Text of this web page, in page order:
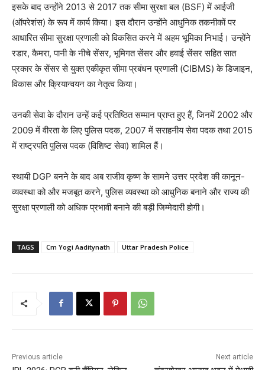
इसके बाद उन्होंने 2013 से 2017 तक सीमा सुरक्षा बल (BSF) में आईजी
(ऑपरेशंस) के रूप में कार्य किया। इस दौरान उन्होंने आधुनिक तकनीकों पर
आधारित सीमा सुरक्षा प्रणाली को विकसित करने में अहम भूमिका निभाई। उन्होंने
रडार, कैमरा, पानी के नीचे सेंसर, भूमिगत सेंसर और हवाई सेंसर सहित सात
प्रकार के सेंसर से युक्त एकीकृत सीमा प्रबंधन प्रणाली (CIBMS) के डिजाइन,
विकास और क्रियान्वयन का नेतृत्व किया।
उनकी सेवा के दौरान उन्हें कई प्रतिष्ठित सम्मान प्राप्त हुए हैं, जिनमें 2002 और
2009 में वीरता के लिए पुलिस पदक, 2007 में सराहनीय सेवा पदक तथा 2015
में राष्ट्रपति पुलिस पदक (विशिष्ट सेवा) शामिल हैं।
स्थायी DGP बनने के बाद अब राजीव कृष्ण के सामने उत्तर प्रदेश की कानून-
व्यवस्था को और मजबूत करने, पुलिस व्यवस्था को आधुनिक बनाने और राज्य की
सुरक्षा प्रणाली को अधिक प्रभावी बनाने की बड़ी जिम्मेदारी होगी।
TAGS Cm Yogi Aaditynath Uttar Pradesh Police
Previous article Next article